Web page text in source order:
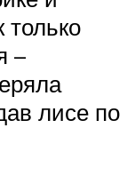
только
–
лисе по